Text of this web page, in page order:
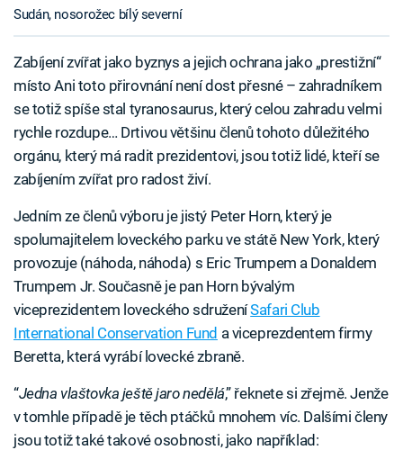
Sudán, nosorožec bílý severní
Zabíjení zvířat jako byznys a jejich ochrana jako „prestižní“
místo Ani toto přirovnání není dost přesné – zahradníkem
se totiž spíše stal tyranosaurus, který celou zahradu velmi
rychle rozdupe… Drtivou většinu členů tohoto důležitého
orgánu, který má radit prezidentovi, jsou totiž lidé, kteří se
zabíjením zvířat pro radost živí.
Jedním ze členů výboru je jistý Peter Horn, který je
spolumajitelem loveckého parku ve státě New York, který
provozuje (náhoda, náhoda) s Eric Trumpem a Donaldem
Trumpem Jr. Současně je pan Horn bývalým
viceprezidentem loveckého sdruženíSafari Club
International Conservation Fund a viceprezdentem firmy
Beretta, která vyrábí lovecké zbraně.
“Jedna vlaštovka ještě jaro nedělá,” řeknete si zřejmě. Jenže
v tomhle případě je těch ptáčků mnohem víc. Dalšími členy
jsou totiž také takové osobnosti, jako například: